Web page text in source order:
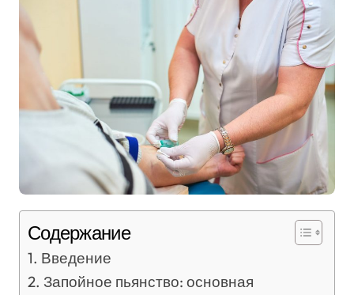
Содержание
Введение
Запойное пьянство: основная